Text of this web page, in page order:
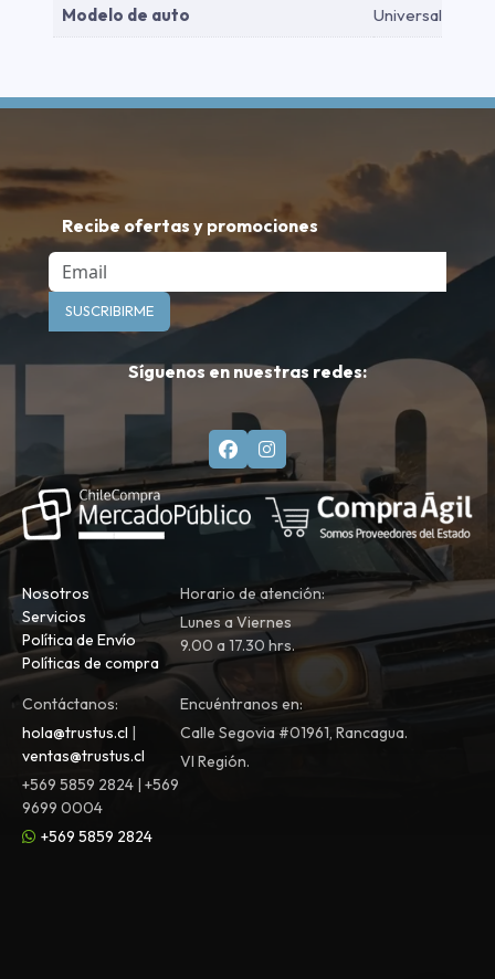
Modelo de auto Universal
Recibe ofertas y promociones
Email
SUSCRIBIRME
Síguenos en nuestras redes:
Nosotros
Servicios
Política de Envío
Políticas de compra
Horario de atención:
Lunes a Viernes
9.00 a 17.30 hrs.
Contáctanos:
hola@trustus.cl
ventas@trustus.cl
+569 5859 2824 | +569
9699 0004
+569 5859 2824
Encuéntranos en:
Calle Segovia #01961, Rancagua.
VI Región.